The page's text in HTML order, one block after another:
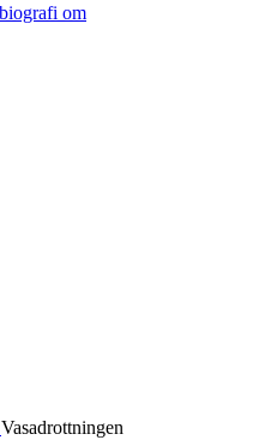
Vasadrottningen